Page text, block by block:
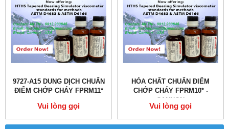
9727-A15 DUNG DỊCH CHUẨN
ĐIỂM CHỚP CHÁY FPRM11*
Vui lòng gọi
HÓA CHẤT CHUẨN ĐIỂM
CHỚP CHÁY FPRM10* -
CANNON
Vui lòng gọi